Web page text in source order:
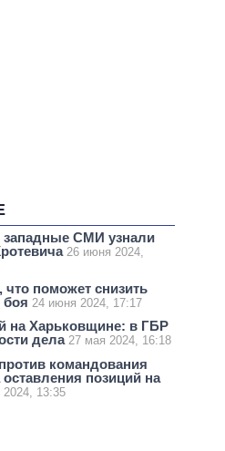
СМИ узнали
26 июня 2024,
поможет снизить
боя 24 июня 2024, 17:17
на Харьковщине: в ГБР
дела 27 мая 2024, 16:18
командования
позиций на
2024, 13:35